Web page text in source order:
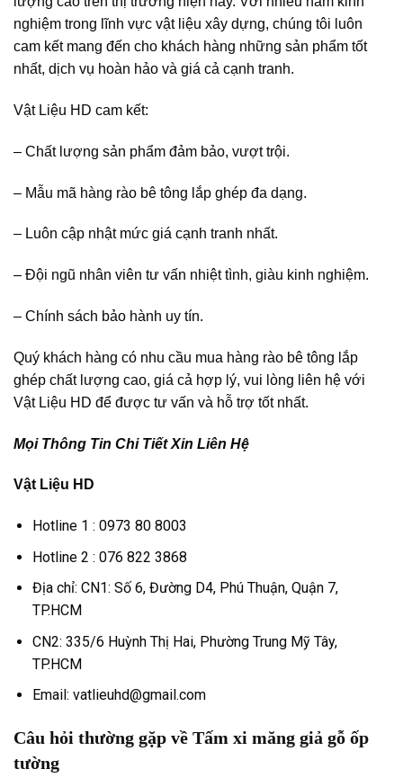
nghiệm trong lĩnh vực vật liệu xây dựng, chúng tôi luôn
cam kết mang đến cho khách hàng những sản phẩm tốt
nhất, dịch vụ hoàn hảo và giá cả cạnh tranh.
Vật Liệu HD cam kết:
– Chất lượng sản phẩm đảm bảo, vượt trội.
– Mẫu mã hàng rào bê tông lắp ghép đa dạng.
– Luôn cập nhật mức giá cạnh tranh nhất.
– Đội ngũ nhân viên tư vấn nhiệt tình, giàu kinh nghiệm.
– Chính sách bảo hành uy tín.
Quý khách hàng có nhu cầu mua hàng rào bê tông lắp
ghép chất lượng cao, giá cả hợp lý, vui lòng liên hệ với
Vật Liệu HD để được tư vấn và hỗ trợ tốt nhất.
Mọi Thông Tin Chi Tiết Xin Liên Hệ
Vật Liệu HD
Hotline 1 : 0973 80 8003
Hotline 2 : 076 822 3868
Địa chỉ: CN1: Số 6, Đường D4, Phú Thuận, Quận 7,
TP.HCM
CN2: 335/6 Huỳnh Thị Hai, Phường Trung Mỹ Tây,
TP.HCM
Email: vatlieuhd@gmail.com
Câu hỏi thường gặp về Tấm xi măng giả gỗ ốp
tường